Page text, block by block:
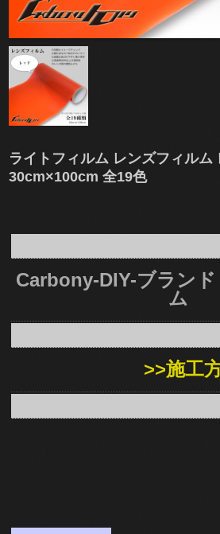
ライトフィルム レンズフィルム
30cm×100cm 全19色
Carbony-DIY-ブラン
ム
>>施工